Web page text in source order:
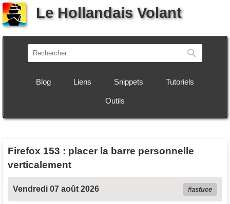
Le Hollandais Volant
Blog Liens Snippets Tutoriels
Outils
Firefox 153 : placer la barre personnelle
verticalement
Vendredi 07 août 2026 astuce